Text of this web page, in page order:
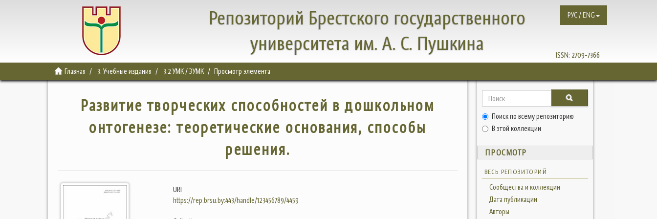
Репозиторий Брестского государственного
университета им. А. С. Пушкина
ISSN: 2709-7366
РУС / ENG
Главная 3. Учебные издания 3.2 УМК / ЭУМК Просмотр элемента
Развитие творческих способностей в дошкольном
онтогенезе: теоретические основания, способы
решения.
URI
https://rep.brsu.by:443/handle/123456789/4459
Поиск по всему репозиторию
В этой коллекции
ПРОСМОТР
ВЕСЬ РЕПОЗИТОРИЙ
Сообщества и коллекции
Дата публикации
Авторы